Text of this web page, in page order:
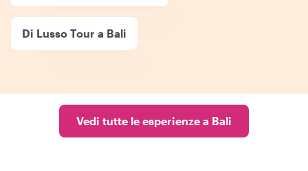
Di Lusso Tour a Bali
Vedi tutte le esperienze a Bali